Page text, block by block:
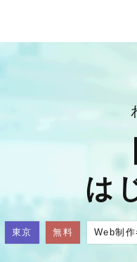
は
東京 無料 Web制作